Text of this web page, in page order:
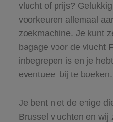
vlucht of prijs?
voorkeuren allemaal
zoekmachine. Je kunt
bagage voor de vlucht
inbegrepen is en je
eventueel bij te boeken.
Je bent niet de enige
Brussel vluchten en wij